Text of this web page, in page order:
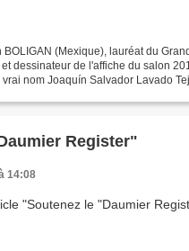
BOLIGAN (Mexique), lauréat du
dessinateur de l'affiche du salon
nom Joaquín Salvador Lavado
Register"
14:08